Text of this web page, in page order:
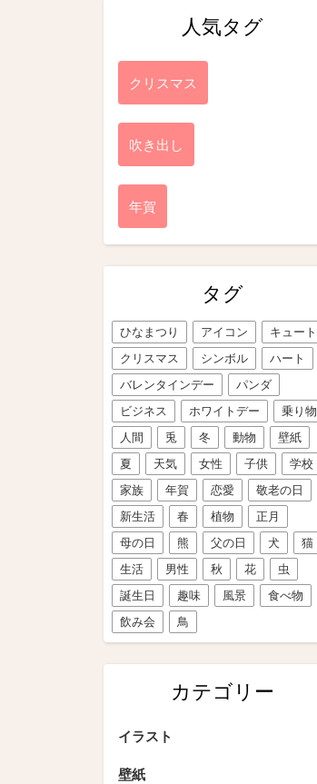
人気タグ
クリスマス
吹き出し
年賀
タグ
ひなまつり アイコン
キュート
クリスマス
シンボル
ハート
バレンタインデー
パンダ
ビジネス
ホワイトデー
乗り物
人間
兎 冬 動物
壁紙
夏
天気 女性 子供
学校
家族
年賀 恋愛
敬老の日
新生活
春 植物
正月
母の日
熊 父の日 犬
猫
生活
男性 秋 花
虫
誕生日
趣味 風景
食べ物
飲み会
鳥
カテゴリー
イラスト
壁紙